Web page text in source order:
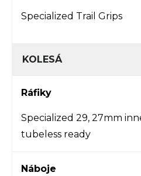
Specialized Trail Grips
KOLESÁ
Ráfiky
Specialized 29, 27mm
tubeless ready
Náboje